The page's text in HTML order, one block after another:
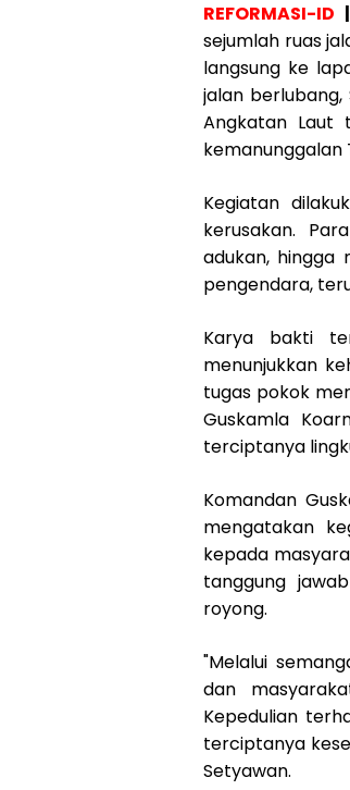
REFORMASI-ID
sejumlah ruas
langsung ke
jalan
Angkatan Laut
kemanunggalan
Kegiatan
kerusakan.
adukan, hingga
pengendara,
Karya bakti
menunjukkan
tugas pokok
Guskamla
terciptanya
Komandan
mengatakan
kepada
tanggung
royong.
"Melalui
dan
Kepedulian
terciptanya
Setyawan.